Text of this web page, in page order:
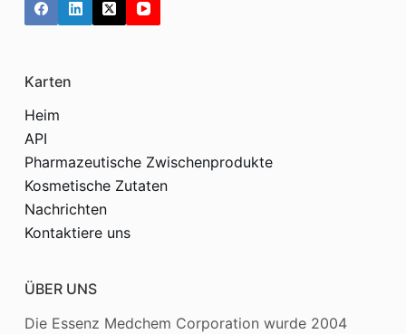
Karten
Heim
API
Pharmazeutische Zwischenprodukte
Kosmetische Zutaten
Nachrichten
Kontaktiere uns
ÜBER UNS
Die Essenz Medchem Corporation wurde 2004